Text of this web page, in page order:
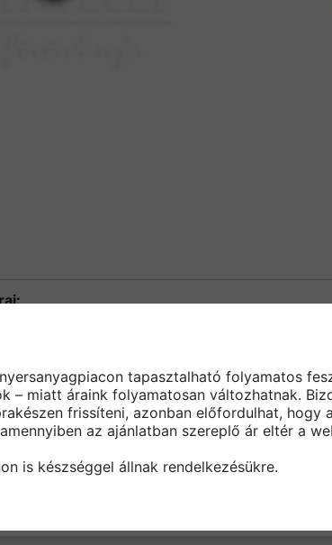
7,5.- Ft/db
profilok egymáshoz történő
heggyel
csavartípusok ide kattintva találhat
tapasztalható folyamatos
– miatt áraink folyamatosan változhatnak.
frissíteni, azonban előfordulhat,
az ajánlatban szereplő ár eltér a
is készséggel állnak rendelkezésükre.